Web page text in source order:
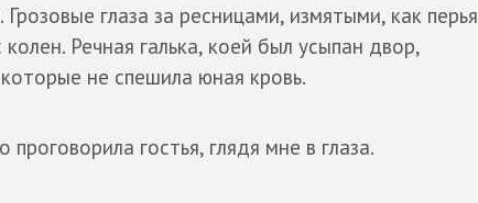
глаза за ресницами, измятыми, как перья
Речная галька, коей был усыпан двор,
не спешила юная кровь.
гостья, глядя мне в глаза.